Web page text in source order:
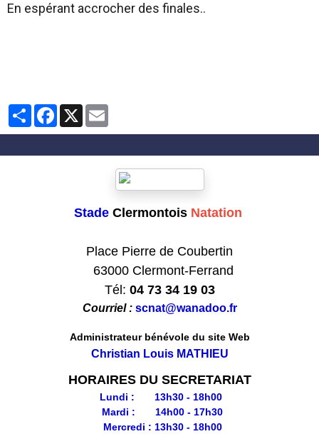
En espérant accrocher des finales..
PartagerFacebook
X
Stade Clermontois Natation
Place Pierre de Coubertin
63000 Clermont-Ferrand
Tél: 04 73 34 19 03
Courriel : scnat@wanadoo.fr
Administrateur bénévole du site Web
Christian Louis MATHIEU
HORAIRES DU SECRETARIAT
Lundi : 13h30 - 18h00
Mardi : 14h00 - 17h30
Mercredi : 13h30 - 18h00